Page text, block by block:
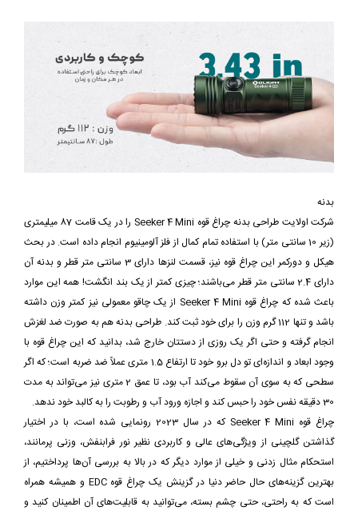
بدنه
شرکت اولایت طراحی بدنه چراغ قوه Seeker 4 Mini را در یک قامت 87 میلیمتری
(زیر 10 سانتی متر) با استفاده تمام کمال از فلز آلومینیوم انجام داده است. در بحث
هیکل و دورکمر این چراغ قوه نیز، قسمت لنزها دارای 3 سانتی متر قطر و بدنه آن
دارای 2.4 سانتی متر قطر می‌باشند؛ چیزی کمتر از یک بند انگشت! همه این موارد
باعث شده که چراغ قوه Seeker 4 Mini از یک چاقو معمولی نیز کمتر وزن داشته
باشد و تنها 112 گرم وزن را برای خود ثبت کند. طراحی بدنه هم به صورت ضد لغزش
انجام گرفته و حتی اگر یک روزی از دستتان خارج شد، بدانید که این چراغ قوه با
وجود ابعاد و اندازه‌ای تو دل برو خود تا ارتفاع 1.5 متری عملاً ضد ضربه است؛ که اگر
سطحی که به سوی آن سقوط می‌کند آب بود، تا عمق 2 متری نیز می‌تواند به مدت
30 دقیقه نفس خود را حبس کند و اجازه ورود آب و رطوبت را به کالبد خود ندهد.
چراغ قوه Seeker 4 Mini که در سال 2023 رونمایی شده است، با در اختیار
گذاشتن گلچینی از ویژگی‌های عالی و کاربردی نظیر نور فرابنفش، وزنی پرمانند،
استحکام مثال زدنی و خیلی از موارد دیگر که در بالا به بررسی آن‌ها پرداختیم، از
بهترین گزینه‌های حال حاضر دنیا در گزینش یک چراغ قوه EDC و همیشه همراه
است که به راحتی، حتی چشم بسته، می‌توانید به قابلیت‌های آن اطمینان کنید و